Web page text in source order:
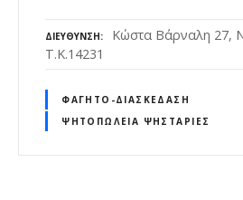
ΔΙΕΎΘΥΝΣΗ
Κώστα Βάρναλη 27,
Τ.Κ.14231
ΦΑΓΗΤΌ-ΔΙΑΣΚΈΔΑΣΗ
ΨΗΤΟΠΩΛΕΊΑ ΨΗΣΤΑΡΙΈΣ